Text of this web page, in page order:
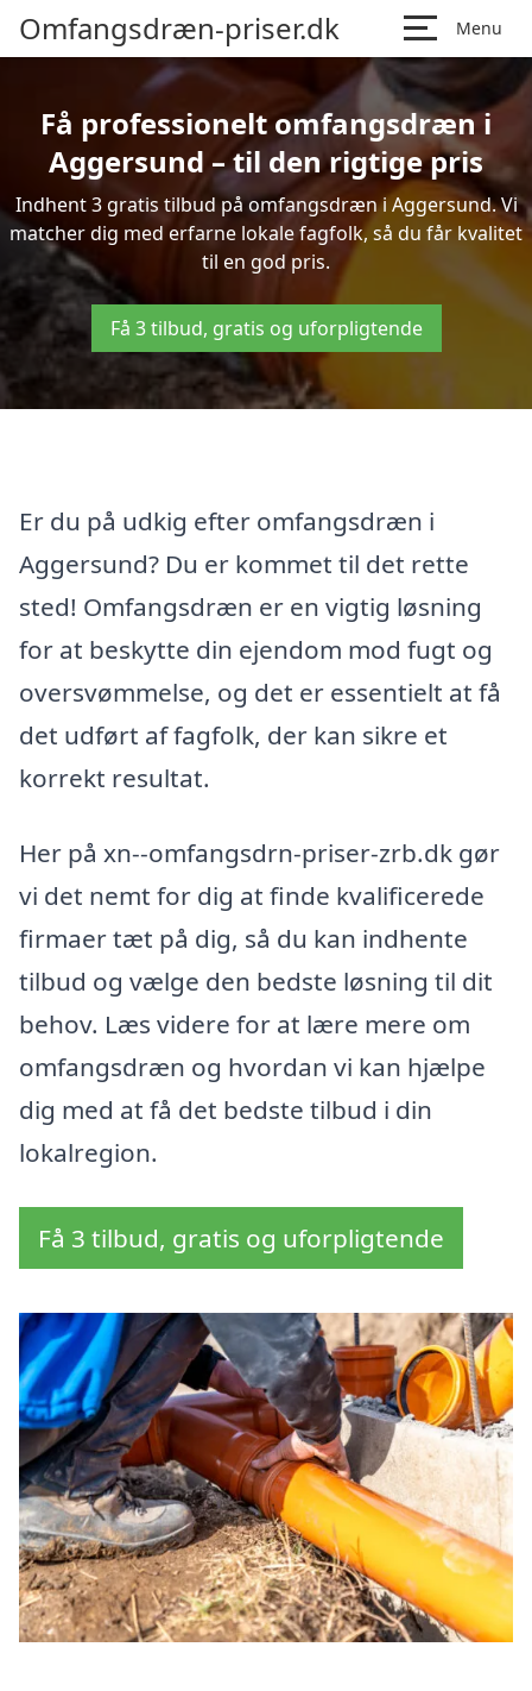
Omfangsdræn-priser.dk Menu
Få professionelt omfangsdræn i
Aggersund – til den rigtige pris
Indhent 3 gratis tilbud på omfangsdræn i Aggersund. Vi
matcher dig med erfarne lokale fagfolk, så du får kvalitet
til en god pris.
Få 3 tilbud, gratis og uforpligtende
Er du på udkig efter omfangsdræn i
Aggersund? Du er kommet til det rette
sted! Omfangsdræn er en vigtig løsning
for at beskytte din ejendom mod fugt og
oversvømmelse, og det er essentielt at få
det udført af fagfolk, der kan sikre et
korrekt resultat.
Her på xn--omfangsdrn-priser-zrb.dk gør
vi det nemt for dig at finde kvalificerede
firmaer tæt på dig, så du kan indhente
tilbud og vælge den bedste løsning til dit
behov. Læs videre for at lære mere om
omfangsdræn og hvordan vi kan hjælpe
dig med at få det bedste tilbud i din
lokalregion.
Få 3 tilbud, gratis og uforpligtende